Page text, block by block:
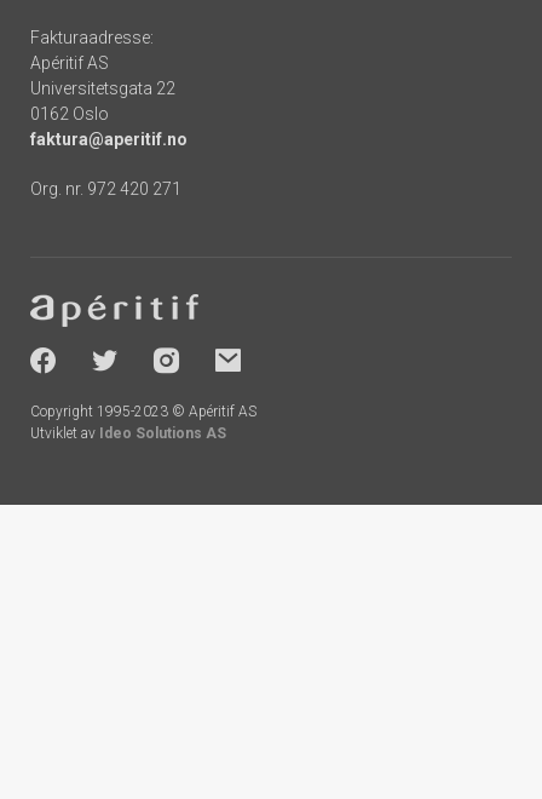
Fakturaadresse:
Apéritif AS
Universitetsgata 22
0162 Oslo
faktura@aperitif.no
Org. nr. 972 420 271
-
socials
Copyright 1995-2023 © Apéritif AS
Utviklet av Ideo Solutions AS